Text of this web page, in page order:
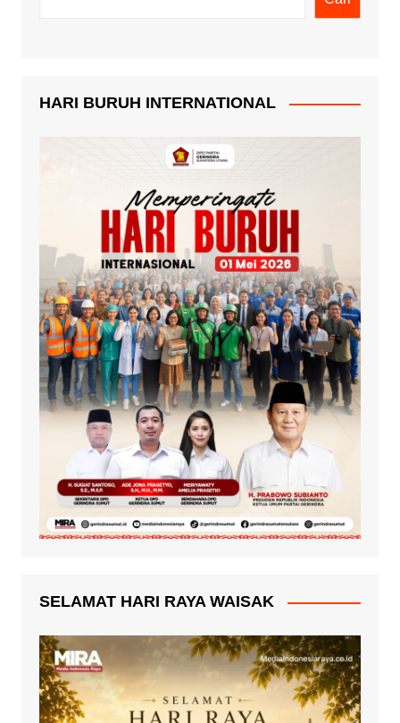
HARI BURUH INTERNATIONAL
SELAMAT HARI RAYA WAISAK